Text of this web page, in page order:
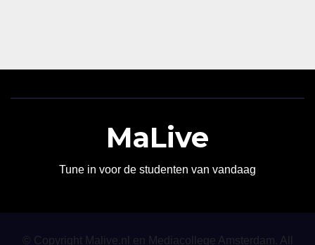
MaLive
Tune in voor de studenten van vandaag
© Copyright Malive.nl en Mediacollege Amsterdam. All